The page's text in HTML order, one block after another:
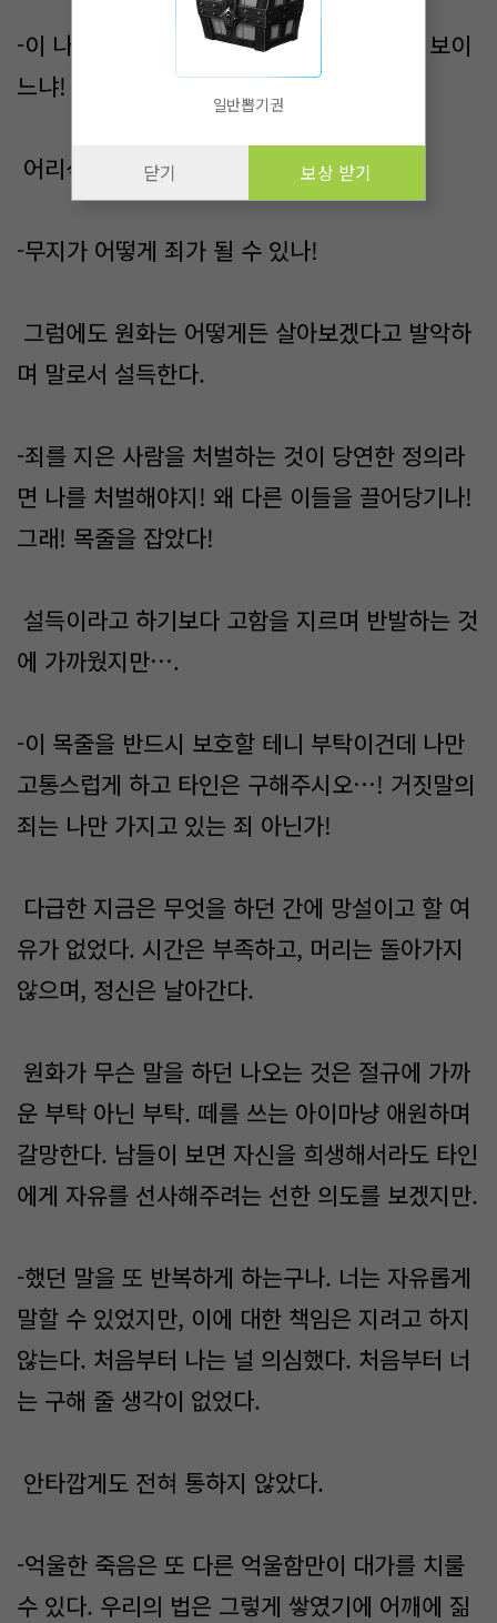
-이 나라가 멍청하게 네 말에 따라줄 바보로 보이
느냐!
어리석음에 웃으며 분노할 수밖에 없다.
-무지가 어떻게 죄가 될 수 있나!
그럼에도 원화는 어떻게든 살아보겠다고 발악하
며 말로서 설득한다.
-죄를 지은 사람을 처벌하는 것이 당연한 정의라
면 나를 처벌해야지! 왜 다른 이들을 끌어당기나!
그래! 목줄을 잡았다!
설득이라고 하기보다 고함을 지르며 반발하는 것
에 가까웠지만….
-이 목줄을 반드시 보호할 테니 부탁이건데 나만
고통스럽게 하고 타인은 구해주시오…! 거짓말의
죄는 나만 가지고 있는 죄 아닌가!
다급한 지금은 무엇을 하던 간에 망설이고 할 여
유가 없었다. 시간은 부족하고, 머리는 돌아가지
않으며, 정신은 날아간다.
원화가 무슨 말을 하던 나오는 것은 절규에 가까
운 부탁 아닌 부탁. 떼를 쓰는 아이마냥 애원하며
갈망한다. 남들이 보면 자신을 희생해서라도 타인
에게 자유를 선사해주려는 선한 의도를 보겠지만.
-했던 말을 또 반복하게 하는구나. 너는 자유롭게
말할 수 있었지만, 이에 대한 책임은 지려고 하지
않는다. 처음부터 나는 널 의심했다. 처음부터 너
는 구해 줄 생각이 없었다.
안타깝게도 전혀 통하지 않았다.
-억울한 죽음은 또 다른 억울함만이 대가를 치룰
수 있다. 우리의 법은 그렇게 쌓였기에 어깨에 짊
일반뽑기권
닫기 보상 받기